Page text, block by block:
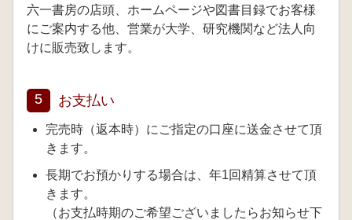
六一書房の店頭、ホームページや図書目録でお客様
にご案内する他、営業が大学、研究機関など法人向
けに販売致します。
5 お支払い
完売時（返本時）にご指定の口座に送金させて頂
きます。
長期でお預かりする場合は、年1回精算させて頂
きます。
（お支払時期のご希望ございましたらお知らせ下